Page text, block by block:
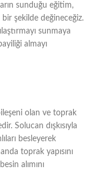
sunduğu eğitim,
şekilde değineceğiz.
sunmaya
almayı
olan ve toprak
Solucan dışkısıyla
besleyerek
toprak yapısını
alımını